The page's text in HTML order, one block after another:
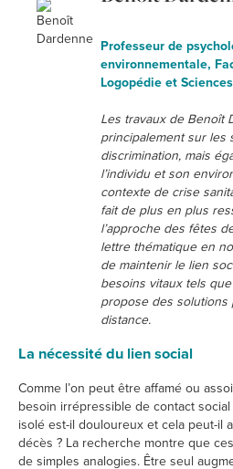
Professeur de
environnementale,
Logopédie et
Les travaux de Benoît
principalement sur les
discrimination, mais
l’individu et son
contexte de crise
fait de plus en plus
l’approche des fêtes
lettre thématique en
de maintenir le lien
besoins vitaux tels
propose des solutions
distance.
La nécessité du lien social
Comme l’on peut être affamé ou
besoin irrépressible de contact
isolé est-il douloureux et cela peut-il
décès ? La recherche montre que
de simples analogies. Être seul